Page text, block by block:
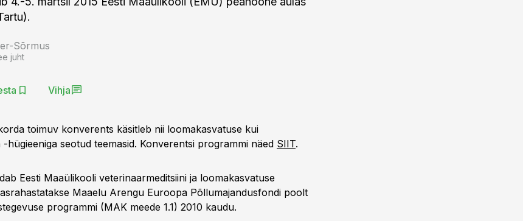
Sõrmus
juht
Vihja
toimuv konverents käsitleb nii loomakasvatuse kui
hügieeniga seotud teemasid. Konverentsi programmi näed SIIT.
Eesti Maaülikooli veterinaarmeditsiini ja loomakasvatuse
Maaelu Arengu Euroopa Põllumajandusfondi poolt
programmi (MAK meede 1.1) 2010 kaudu.